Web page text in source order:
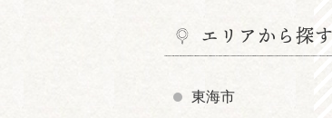
エリアから探す
東海市